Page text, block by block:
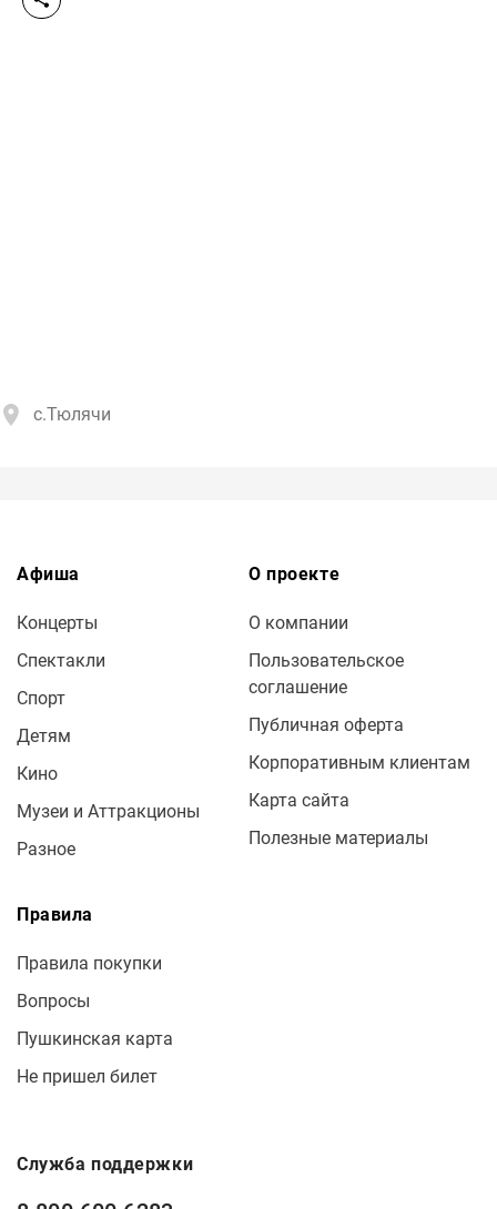
с.Тюлячи
Афиша
Концерты
Спектакли
Спорт
Детям
Кино
Музеи и Аттракционы
Разное
О проекте
О компании
Пользовательское
соглашение
Публичная оферта
Корпоративным клиентам
Карта сайта
Полезные материалы
Правила
Правила покупки
Вопросы
Пушкинская карта
Не пришел билет
Служба поддержки